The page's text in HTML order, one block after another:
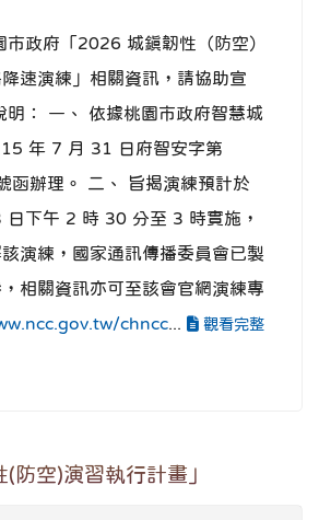
市政府「2026 城鎮韌性（防空）
速演練」相關資訊，請協助宣
明： 一、 依據桃園市政府智慧城
年 7 月 31 日府智安字第
辦理。 二、 旨揭演練預計於
下午 2 時 30 分至 3 時實施，
演練，國家通訊傳播委員會已製
相關資訊亦可至該會官網演練專
chncc 觀看完整
防空)演習執行計畫」